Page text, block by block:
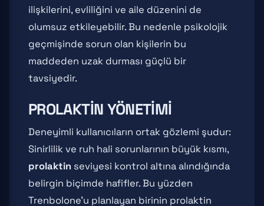
ilişkilerini, evliliğini ve aile düzenini de
olumsuz etkileyebilir. Bu nedenle psikolojik
geçmişinde sorun olan kişilerin bu
maddeden uzak durması güçlü bir
tavsiyedir.
PROLAKTIN YÖNETIMI
Deneyimli kullanıcıların ortak gözlemi şudur:
Sinirlilik ve ruh hali sorunlarının büyük kısmı,
prolaktin seviyesi kontrol altına alındığında
belirgin biçimde hafifler. Bu yüzden
Trenbolone'u planlayan birinin prolaktin